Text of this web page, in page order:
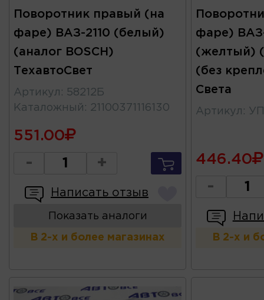
Поворотник правый (на
фаре) ВАЗ-2110 (белый)
(аналог BOSCH)
ТехавтоСвет
Артикул : 58212Б
Каталожный : 21100371116130
551.00
- +
Написать отзыв
Показать аналоги
В 2-х и более магазинах
фаре) ВАЗ-
(желтый)
(без
Света
Артикул :
446.40
-
В 2-х и